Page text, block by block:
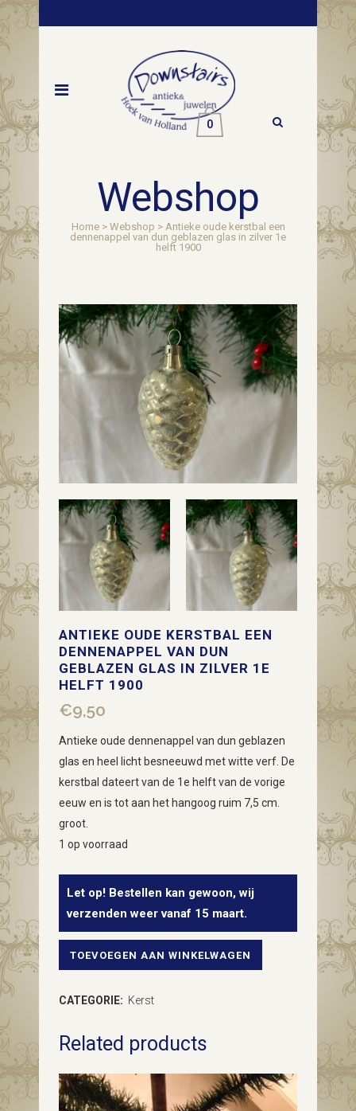
0
Webshop
Home> Webshop > Antieke oude kerstbal een
dennenappel van dun geblazen glas in zilver 1e
helft 1900
ANTIEKE OUDE KERSTBAL EEN
DENNENAPPEL VAN DUN
GEBLAZEN GLAS IN ZILVER 1E
HELFT 1900
€9,50
Antieke oude dennenappel van dun geblazen
glas en heel licht besneeuwd met witte verf. De
kerstbal dateert van de 1e helft van de vorige
eeuw en is tot aan het hangoog ruim 7,5 cm.
groot.
1 op voorraad
Let op! Bestellen kan gewoon, wij
verzenden weer vanaf 15 maart.
Antieke
een
dennenappel
van
TOEVOEGEN AAN WINKELWAGEN
CATEGORIE: Kerst
Related products